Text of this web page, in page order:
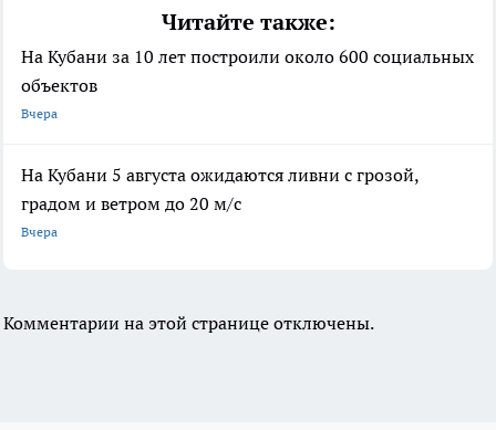
Читайте также:
На Кубани за 10 лет построили около 600 социальных
объектов
Вчера
На Кубани 5 августа ожидаются ливни с грозой,
градом и ветром до 20 м/с
Вчера
Комментарии на этой странице отключены.